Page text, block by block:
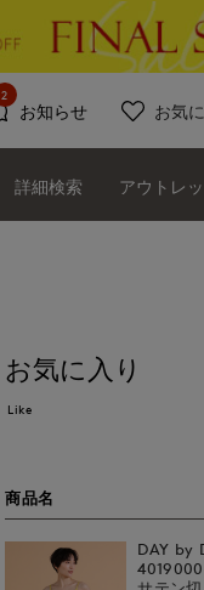
お知らせ
2
お気
詳細検索 アウトレ
お気に入り
Like
商品名
DAY by